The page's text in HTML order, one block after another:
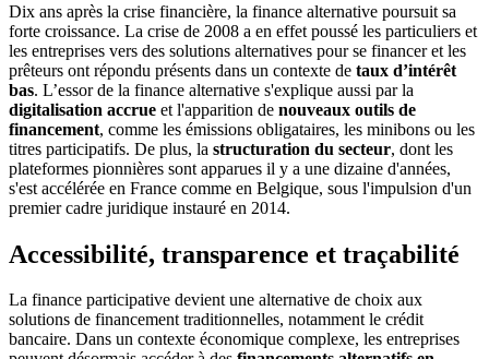
Dix ans après la crise financière, la finance alternative poursuit sa
forte croissance. La crise de 2008 a en effet poussé les particuliers et
les entreprises vers des solutions alternatives pour se financer et les
prêteurs ont répondu présents dans un contexte de taux d’intérêt
bas. L’essor de la finance alternative s'explique aussi par la
digitalisation accrue et l'apparition de nouveaux outils de
financement, comme les émissions obligataires, les minibons ou les
titres participatifs. De plus, la structuration du secteur, dont les
plateformes pionnières sont apparues il y a une dizaine d'années,
s'est accélérée en France comme en Belgique, sous l'impulsion d'un
premier cadre juridique instauré en 2014.
Accessibilité, transparence et traçabilité
La finance participative devient une alternative de choix aux
solutions de financement traditionnelles, notamment le crédit
bancaire. Dans un contexte économique complexe, les entreprises